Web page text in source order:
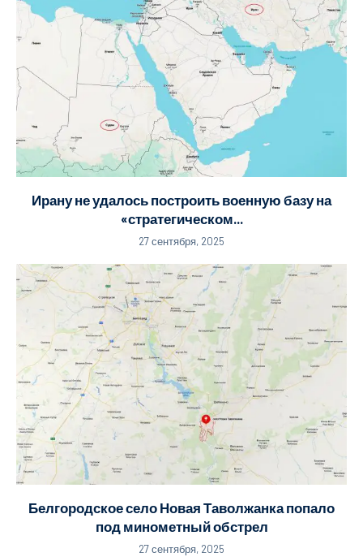
Ирану не удалось построить военную базу на
«стратегическом...
27 сентября, 2025
Белгородское село Новая Таволжанка попало
под минометный обстрел
27 сентября, 2025